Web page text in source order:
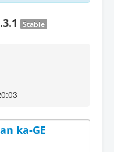
Stable
ka-GE